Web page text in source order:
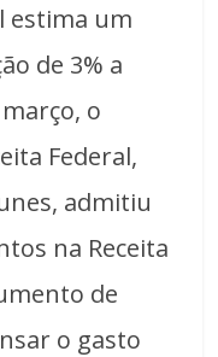
estima um
de 3% a
o
Federal,
admitiu
na Receita
de
o gasto